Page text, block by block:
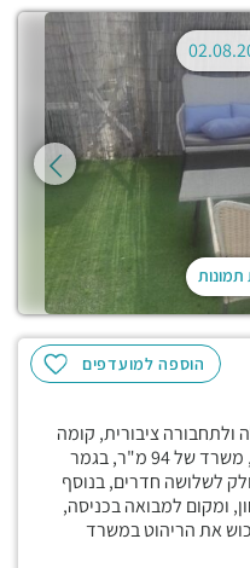
תמונות
הוספה למועדפים
ולתחבורה ציבורית, קומה
שש מתוך שש בבניין, מרפסת ענקית, משרד של 94 מ"ר, בגמר
לשלושה חדרים, בנוסף
ומקום למבואה בכניסה,
את הריהוט במשרד